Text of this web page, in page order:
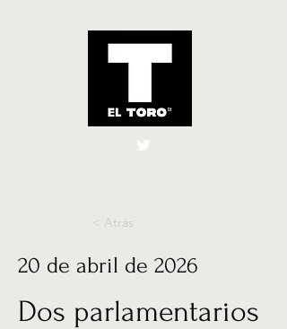
El Toro España
< Atrás
20 de abril de 2026
Dos parlamentarios